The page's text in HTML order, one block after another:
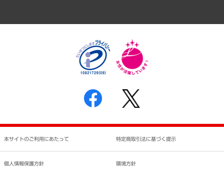
個人情報保護方針
反社会的勢力に対する基本方針
書面による個人情報の開示等の請求の手続きについて
本サイトのご利用にあたって 特定商取引法に基づく提示
個人情報保護方針 環境方針